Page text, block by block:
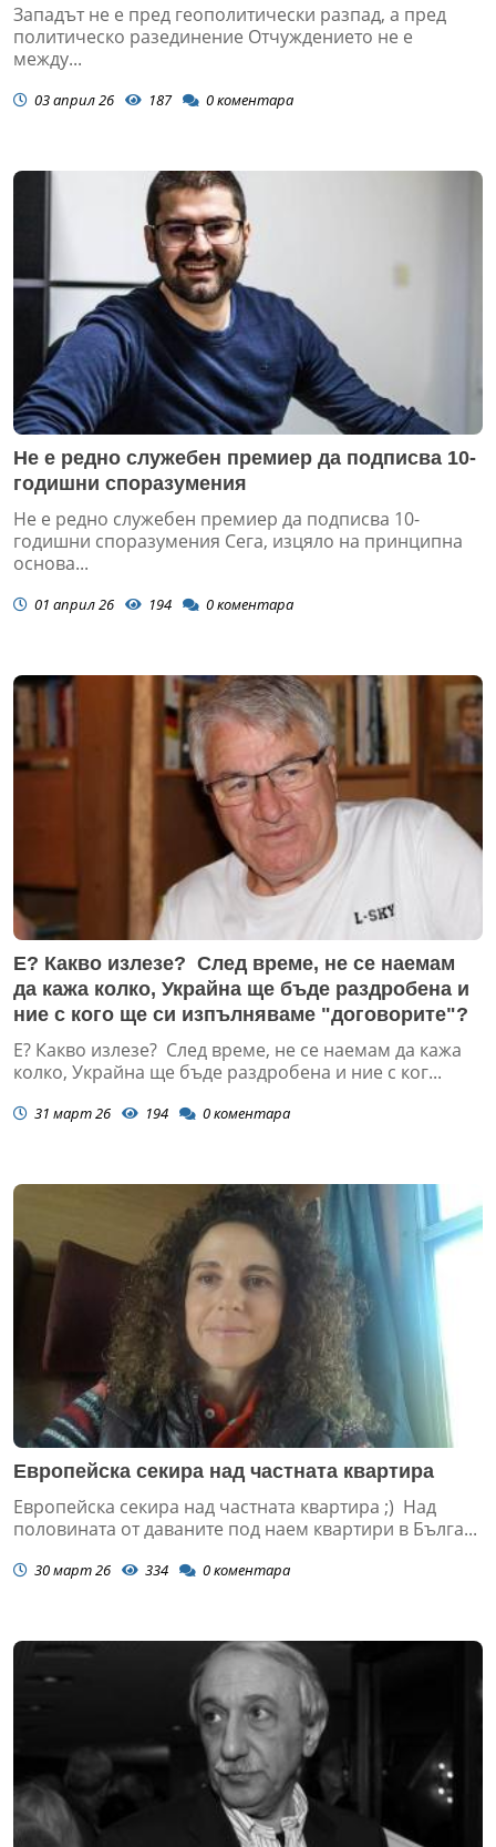
Западът не е пред геополитически разпад, а пред
политическо разединение Отчуждението не е
между...
03 април 26 187 0коментара
Не е редно служебен премиер да подписва 10-
годишни споразумения
Не е редно служебен премиер да подписва 10-
годишни споразумения Сега, изцяло на принципна
основа...
01 април 26 194 0коментара
Е? Какво излезе? След време, не се наемам
да кажа колко, Украйна ще бъде раздробена и
ние с кого ще си изпълняваме "договорите"?
Е? Какво излезе? След време, не се наемам да кажа
колко, Украйна ще бъде раздробена и ние с ког...
31 март 26 194 0коментара
Европейска секира над частната квартира
Европейска секира над частната квартира ;) Над
половината от даваните под наем квартири в Бълга...
30 март 26 334 0коментара